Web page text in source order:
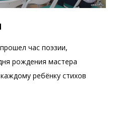
час поэзии,
рождения мастера
ребёнку стихов